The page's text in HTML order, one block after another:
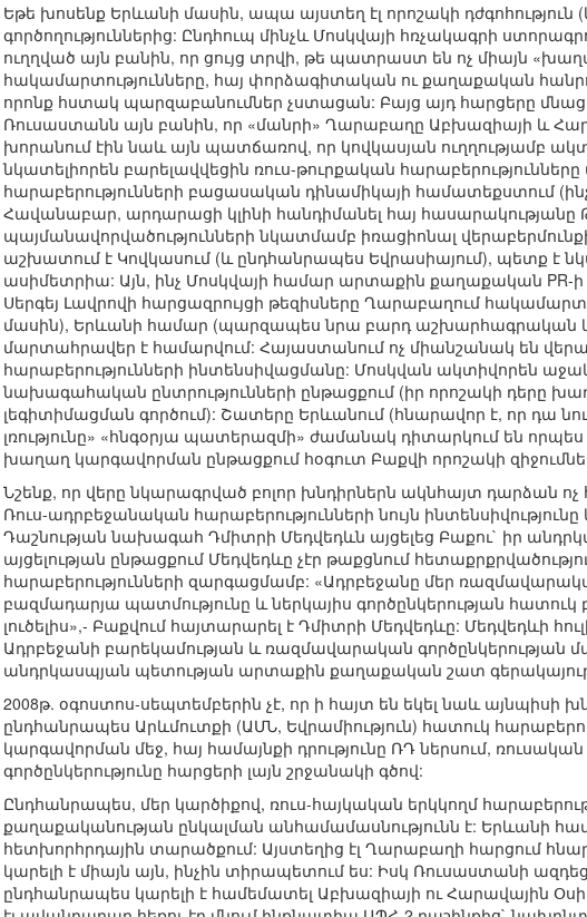
Եթե խոսենք Երևանի մասին, ապա այստեղ էլ որոշակի դժգոհություն
գործողություններից: Ընդհուպ մինչև Մոսկվայի հռչակագրի
ուղղված այն բանին, որ ցույց տրվի, թե պատրաստ են ոչ միայն
հակամարտությունները, հայ փորձագիտական ու քաղաքական
որոնք հստակ պարզաբանումներ չստացան: Բայց այդ հարցերը
Ռուսաստանն այն բանին, որ «մանրի» Ղարաբաղը Աբխազիայի և
խորանում էին նաև այն պատճառով, որ կովկասյան ուղղությամբ
նկատելիորեն բարելավվեցին ռուս-թուրքական հարաբերությունները
հարաբերությունների բացասական դինամիկայի համատեքստում
Հավանաբար, արդարացի կլինի հանդիմանել հայ հասարակությանը
պայմանավորվածությունների նկատմամբ իռացիոնալ
աշխատում է Կովկասում (և ընդհանրապես Եվրասիայում), պետք է
ասիմետրիա: Այն, ինչ Մոսկվայի համար արտաքին քաղաքական
Սերգեյ Լավրովի հարցազրույցի թեզիսները Ղարաբաղում
մասին), Երևանի համար (պարզապես նրա բարդ աշխարհագրական և
մարտահրավեր է համարվում: Հայաստանում ոչ միանշանակ են
հարաբերությունների ինտենսիվացմանը: Մոսկվան ակտիվորեն
նախագահական ընտրությունների ընթացքում (իր որոշակի դերը
լեգիտիմացման գործում): Շատերը Երևանում (հնարավոր է, որ դա
լռությունը» «հնգօրյա պատերազմի» ժամանակ դիտարկում են
խաղաղ կարգավորման ընթացքում հօգուտ Բաքվի որոշակի
Նշենք, որ վերը նկարագրված բոլոր խնդիրներն ակնհայտ դարձան
Ռուս-ադրբեջանական հարաբերությունների նույն
Դաշնության նախագահ Դմիտրի Մեդվեդևն այցելեց Բաքու` իր
այցելության ընթացքում Մեդվեդևը չէր թաքցնում
հարաբերությունների զարգացմամբ: «Ադրբեջանը մեր
բազմադարյա պատմությունը և ներկայիս գործընկերության հատուկ
լուծելիս»,- Բաքվում հայտարարել է Դմիտրի Մեդվեդևը: Մեդվեդևի
Ադրբեջանի բարեկամության և ռազմավարական գործընկերության
անդրկասպյան պետության արտաքին քաղաքական շատ
2008թ. օգոստոս-սեպտեմբերին չէ, որ ի հայտ են եկել նաև այնպիսի
ընդհանրապես Արևմուտքի (ԱՄՆ, Եվրամիություն) հատուկ
կարգավորման մեջ, հայ համայնքի դրությունը ՌԴ ներսում,
գործընկերությունը հարցերի լայն շրջանակի գծով:
Ընդհանրապես, մեր կարծիքով, ռուս-հայկական երկկողմ
քաղաքականության ընկալման անհամամասնությունն է: Երևանի
հետխորհրդային տարածքում: Այստեղից էլ Ղարաբաղի հարցում
կարելի է միայն այն, ինչին տիրապետում ես: Իսկ Ռուսաստանի
ընդհանրապես կարելի է համեմատել Աբխազիայի ու Հարավային